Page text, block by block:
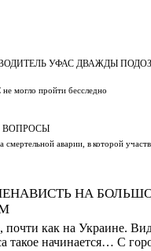
УФАС ДВАЖДЫ
могло пройти бесследно
ВОПРОСЫ
смертельной аварии, в которой
НА
почти как на Украине.
такое начинается… С